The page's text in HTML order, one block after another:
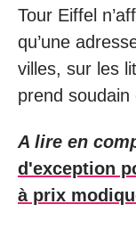
Tour Eiffel
qu’une
villes, sur les
prend soudain
A lire en
d'exception
à prix